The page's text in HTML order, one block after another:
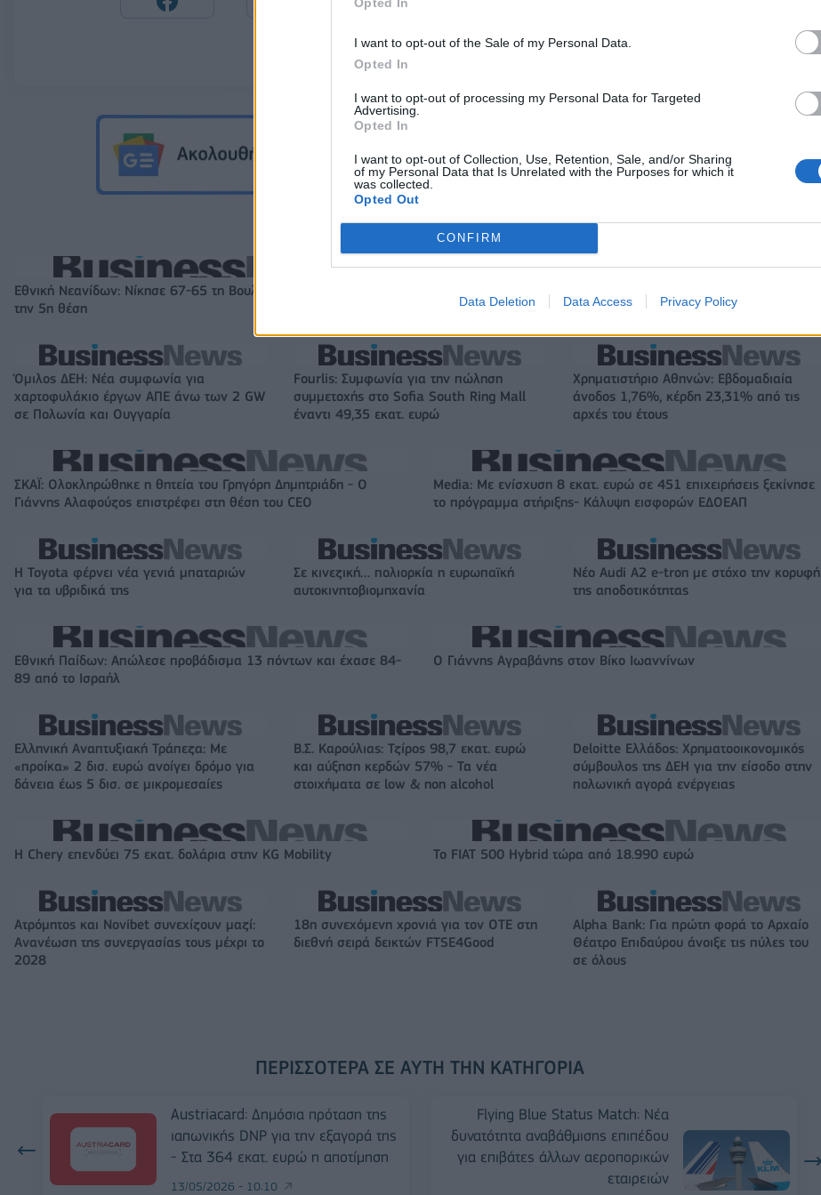
I want to opt-out of the Sale of my Personal Data.
Opted In
I want to opt-out of processing my Personal Data for Targeted
Advertising.
Opted In
I want to opt-out of Collection, Use, Retention, Sale, and/or Sharing
of my Personal Data that Is Unrelated with the Purposes for which it
was collected.
Opted Out
CONFIRM
Data Deletion Data Access Privacy Policy
Εθνική Νεανίδων: Νίκησε 67-65 τη Βουλγαρία και θα διεκδικήσει
την 5η θέση
Εθνική Κορασίδων: Απέναντι στη Δανία για το 2/2 στο
Ευρωμπάσκετ (live stream)
Όμιλος ΔΕΗ: Νέα συμφωνία για
χαρτοφυλάκιο έργων ΑΠΕ άνω των 2 GW
σε Πολωνία και Ουγγαρία
Fourlis: Συμφωνία για την πώληση
συμμετοχής στο Sofia South Ring Mall
έναντι 49,35 εκατ. ευρώ
Χρηματιστήριο Αθηνών: Εβδομαδιαία
άνοδος 1,76%, κέρδη 23,31% από τις
αρχές του έτους
ΣΚΑΪ: Ολοκληρώθηκε η θητεία του Γρηγόρη Δημητριάδη - Ο
Γιάννης Αλαφούζος επιστρέφει στη θέση του CEO
Media: Με ενίσχυση 8 εκατ. ευρώ σε 451 επιχειρήσεις ξεκίνησε
το πρόγραμμα στήριξης- Κάλυψη εισφορών ΕΔΟΕΑΠ
Η Toyota φέρνει νέα γενιά μπαταριών
για τα υβριδικά της
Σε κινεζική… πολιορκία η ευρωπαϊκή
αυτοκινητοβιομηχανία
Νέο Audi A2 e-tron με στόχο την κορυφή
της αποδοτικότητας
Εθνική Παίδων: Απώλεσε προβάδισμα 13 πόντων και έχασε 84-
89 από το Ισραήλ
Ο Γιάννης Αγραβάνης στον Βίκο Ιωαννίνων
Ελληνική Αναπτυξιακή Τράπεζα: Με
«προίκα» 2 δισ. ευρώ ανοίγει δρόμο για
δάνεια έως 5 δισ. σε μικρομεσαίες
Β.Σ. Καρούλιας: Τζίρος 98,7 εκατ. ευρώ
και αύξηση κερδών 57% - Τα νέα
στοιχήματα σε low & non alcohol
Deloitte Ελλάδος: Χρηματοοικονομικός
σύμβουλος της ΔΕΗ για την είσοδο στην
πολωνική αγορά ενέργειας
Η Chery επενδύει 75 εκατ. δολάρια στην KG Mobility Το FIAT 500 Hybrid τώρα από 18.990 ευρώ
Ατρόμητος και Novibet συνεχίζουν μαζί:
Ανανέωση της συνεργασίας τους μέχρι το
2028
18η συνεχόμενη χρονιά για τον ΟΤΕ στη
διεθνή σειρά δεικτών FTSE4Good
Alpha Bank: Για πρώτη φορά το Αρχαίο
Θέατρο Επιδαύρου άνοιξε τις πύλες του
σε όλους
ΠΕΡΙΣΣΌΤΕΡΑ ΣΕ ΑΥΤΉ ΤΗΝ ΚΑΤΗΓΟΡΊΑ
Austriacard: Δημόσια πρόταση της
ιαπωνικής DNP για την εξαγορά της
- Στα 364 εκατ. ευρώ η αποτίμηση
13/05/2026 - 10:10
Flying Blue Status Match: Νέα
δυνατότητα αναβάθμισης επιπέδου
για επιβάτες άλλων αεροπορικών
εταιρειών